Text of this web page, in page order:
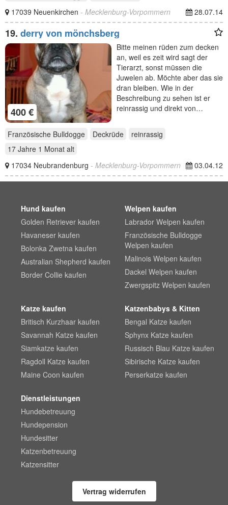
17039 Neuenkirchen - Mecklenburg-Vorpommern 28.07.14
19. derry von mönchsberg
400 €
Bitte meinen rüden zum decken
an, weil es zeit wird sagt der
Tierarzt, sonst müssen die
Juwelen ab. Möchte aber das sie
dran bleiben. Wie in der
Beschreibung zu sehen ist er
reinrassig und direkt von…
Französische Bulldogge Deckrüde
reinrassig
17 Jahre 1 Monat alt
17034 Neubrandenburg - Mecklenburg-Vorpommern 03.04.12
Hund kaufen
Golden Retriever kaufen
Havaneser kaufen
Bolonka Zwetna kaufen
Australian Shepherd kaufen
Border Collie kaufen
Welpen kaufen
Labrador Welpen kaufen
Französische Bulldogge
Welpen kaufen
Malinois Welpen kaufen
Dackel Welpen kaufen
Zwergspitz Welpen kaufen
Katze kaufen
Britisch Kurzhaar kaufen
Savannah Katze kaufen
Siamkatze kaufen
Ragdoll Katze kaufen
Maine Coon kaufen
Katzenbabys & Kitten
Bengal Katze kaufen
Sphynx Katze kaufen
Russisch Blau Katze kaufen
Sibirische Katze kaufen
Perserkatze kaufen
Dienstleistungen
Hundebetreuung
Hundepension
Hundesitter
Katzenbetreuung
Katzensitter
Vertrag widerrufen